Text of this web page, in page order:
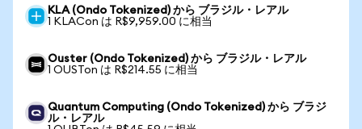
KLA (Ondo Tokenized) から ブラジル・レアル
1 KLACon は R$9,959.00 に相当
Ouster (Ondo Tokenized) から ブラジル・レアル
1 OUSTon は R$214.55 に相当
Quantum Computing (Ondo Tokenized) から ブラジ
ル・レアル